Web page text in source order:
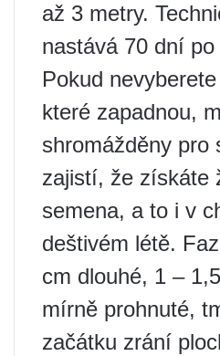
až 3 metry.
nastává 70 dní
Pokud
které zapadnou,
shromážděny pro
zajistí, že získáte
semena, a to i v
deštivém létě.
cm dlouhé, 1 –
mírně prohnuté,
začátku zrání